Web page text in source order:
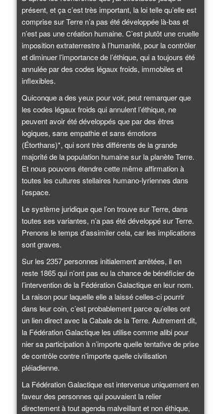
présent, et ça c’est très important, la loi telle qu’elle est
comprise sur Terre n’a pas été développée là-bas et
n’est pas une création humaine. C’est plutôt une cruelle
imposition extraterrestre à l’humanité, pour la contrôler
et diminuer l’importance de l’éthique, qui a toujours été
annulée par des codes légaux froids, immobiles et
inflexibles.
Quiconque a des yeux pour voir, peut remarquer que
les codes légaux froids qui annulent l’éthique, ne
peuvent avoir été développés que par des êtres
logiques, sans empathie et sans émotions
(Étorthans)*, qui sont très différents de la grande
majorité de la population humaine sur la planète Terre.
Et nous pouvons étendre cette même affirmation à
toutes les cultures stellaires humano-lyriennes dans
l’espace.
Le système juridique que l’on trouve sur Terre, dans
toutes ses variantes, n’a pas été développé sur Terre.
Prenons le temps d’assimiler cela, car les implications
sont graves.
Sur les 2357 personnes initialement arrêtées, il en
reste 1865 qui n’ont pas eu la chance de bénéficier de
l’intervention de la Fédération Galactique en leur nom.
La raison pour laquelle elle a laissé celles-ci pourrir
dans leur coin, c’est probablement parce qu’elles ont
un lien direct avec la Cabale de la Terre. Autrement dit,
la Fédération Galactique les utilise comme alibi pour
nier sa participation à n’importe quelle tentative de prise
de contrôle contre n’importe quelle civilisation
pléiadienne.
La Fédération Galactique est intervenue uniquement en
faveur des personnes qui pouvaient la relier
directement à tout agenda malveillant et non éthique,